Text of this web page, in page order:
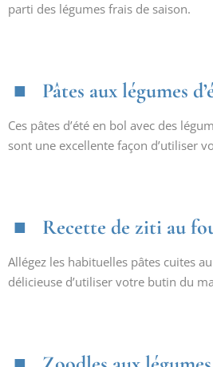
parti des légumes frais de saison.
Pâtes aux légumes
Ces pâtes d’été en bol avec des
sont une excellente façon d’utiliser
Recette de ziti au
Allégez les habituelles pâtes cuites
délicieuse d’utiliser votre butin du